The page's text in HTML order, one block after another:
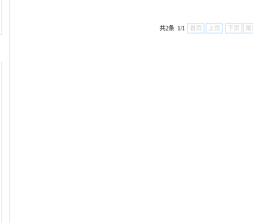
共2条 1/1 首页 上页 下页 尾